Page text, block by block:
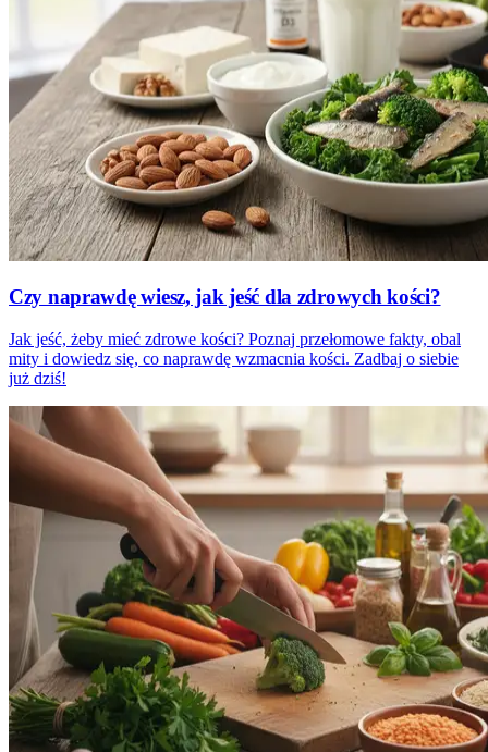
Czy naprawdę wiesz, jak jeść dla zdrowych kości?
Jak jeść, żeby mieć zdrowe kości? Poznaj przełomowe fakty, obal
mity i dowiedz się, co naprawdę wzmacnia kości. Zadbaj o siebie
już dziś!